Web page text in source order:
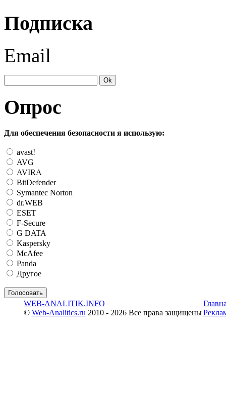
Подписка
Email
Опрос
Для обеспечения безопасности я использую:
avast!
AVG
AVIRA
BitDefender
Symantec Norton
dr.WEB
ESET
F-Secure
G DATA
Kaspersky
McAfee
Panda
Другое
WEB-ANALITIK.INFO
© Web-Analitics.ru 2010 - 2026 Все права защищены